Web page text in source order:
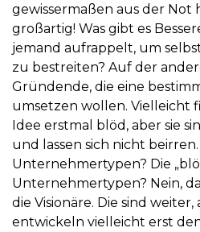
gewissermaßen aus der Not
großartig! Was gibt es
jemand aufrappelt, um
zu bestreiten? Auf der
Gründende, die eine
umsetzen wollen. Vielleicht
Idee erstmal blöd, aber sie
und lassen sich nicht
Unternehmertypen? Die
Unternehmertypen? Nein,
die Visionäre. Die sind weiter,
entwickeln vielleicht erst